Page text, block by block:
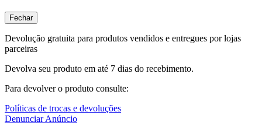
Fechar
Devolução gratuita para produtos vendidos e entregues por lojas
parceiras
Devolva seu produto em até 7 dias do recebimento.
Para devolver o produto consulte:
Políticas de trocas e devoluções
Denunciar Anúncio